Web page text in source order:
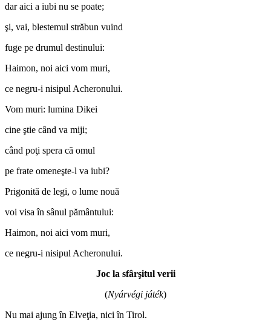
dar aici a iubi nu se poate;
şi, vai, blestemul străbun vuind
fuge pe drumul destinului:
Haimon, noi aici vom muri,
ce negru-i nisipul Acheronului.
Vom muri: lumina Dikei
cine ştie când va miji;
când poţi spera că omul
pe frate omeneşte-l va iubi?
Prigonită de legi, o lume nouă
voi visa în sânul pământului:
Haimon, noi aici vom muri,
ce negru-i nisipul Acheronului.
Joc la sfârşitul verii
(Nyárvégi játék)
Nu mai ajung în Elveţia, nici în Tirol.